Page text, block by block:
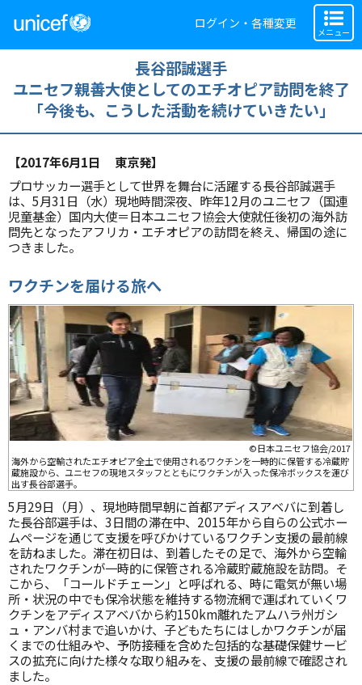
ログイン・各種変更
メニュー
長谷部誠選手
ユニセフ親善大使としてのエチオピア訪問を終了
「今後も、こうした活動を続けていきたい」
【2017年6月1日 東京発】
プロサッカー選手として世界を舞台に活躍する長谷部誠選手
は、5月31日（水）現地時間深夜、昨年12月のユニセフ（国連
児童基金）国内大使＝日本ユニセフ協会大使就任後初の海外訪
問先となったアフリカ・エチオピアの訪問を終え、帰国の途に
つきました。
ワクチンを届ける旅へ
©日本ユニセフ協会/2017
海外から空輸されたエチオピア全土で使用されるワクチンを一時的に保管する冷蔵貯
蔵施設から、ユニセフの現地スタッフとともにワクチンが入った保冷ボックスを運び
出す長谷部選手。
5月29日（月）、現地時間早朝に首都アディスアベバに到着し
た長谷部選手は、3日間の滞在中、2015年から自らの公式ホー
ムページを通じて支援を呼びかけているワクチン支援の最前線
を訪ねました。滞在初日は、到着したその足で、海外から空輸
されたワクチンが一時的に保管される冷蔵貯蔵施設を訪問。そ
こから、「コールドチェーン」と呼ばれる、時に電気が無い場
所・状況の中でも保冷状態を維持する物流網で運ばれていくワ
クチンをアディスアベバから約150km離れたアムハラ州ガシ
ュ・アンバ村まで追いかけ、子どもたちにはしかワクチンが届
くまでの仕組みや、予防接種を含めた包括的な基礎保健サービ
スの拡充に向けた様々な取り組みを、支援の最前線で確認され
ました。